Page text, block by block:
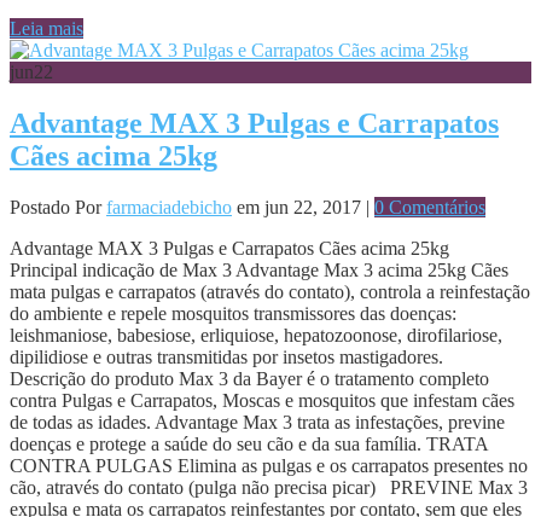
Leia mais
jun22
Advantage MAX 3 Pulgas e Carrapatos
Cães acima 25kg
Postado Porfarmaciadebicho em jun 22, 2017 | 0 Comentários
Advantage MAX 3 Pulgas e Carrapatos Cães acima 25kg
Principal indicação de Max 3 Advantage Max 3 acima 25kg Cães
mata pulgas e carrapatos (através do contato), controla a reinfestação
do ambiente e repele mosquitos transmissores das doenças:
leishmaniose, babesiose, erliquiose, hepatozoonose, dirofilariose,
dipilidiose e outras transmitidas por insetos mastigadores.
Descrição do produto Max 3 da Bayer é o tratamento completo
contra Pulgas e Carrapatos, Moscas e mosquitos que infestam cães
de todas as idades. Advantage Max 3 trata as infestações, previne
doenças e protege a saúde do seu cão e da sua família. TRATA
CONTRA PULGAS Elimina as pulgas e os carrapatos presentes no
cão, através do contato (pulga não precisa picar) PREVINE Max 3
expulsa e mata os carrapatos reinfestantes por contato, sem que eles